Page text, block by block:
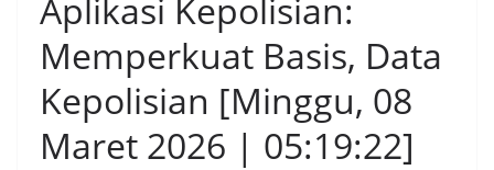
Aplikasi Kepolisian:
Memperkuat Basis, Data
Kepolisian [Minggu, 08
Maret 2026 | 05:19:22]